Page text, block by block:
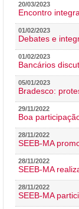
20/03/2023
Encontro
01/02/2023
Debates e
01/02/2023
Bancários
05/01/2023
Bradesco:
29/11/2022
Boa
28/11/2022
SEEB-MA
28/11/2022
SEEB-MA
28/11/2022
SEEB-MA